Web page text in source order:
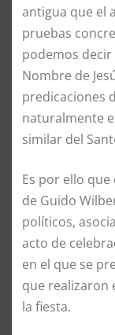
antigua que el
pruebas
podemos decir
Nombre de
predicaciones
naturalmente
similar del
Es por ello que
de Guido
políticos,
acto de
en el que se
que realizaron
la fiesta.